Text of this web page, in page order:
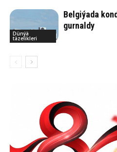
Dünýä
täzelikleri
Belgiýada
gurnaldy